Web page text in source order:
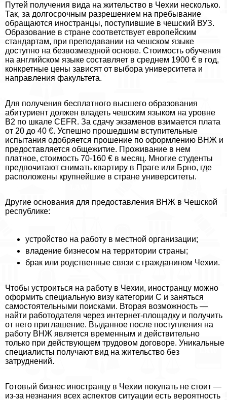
Путей получения вида на жительство в Чехии несколько.
Так, за долгосрочным разрешением на пребывание
обращаются иностранцы, поступившие в чешский ВУЗ.
Образование в стране соответствует европейским
стандартам, при преподавании на чешском языке
доступно на безвозмездной основе. Стоимость обучения
на английском языке составляет в среднем 1900 € в год,
конкретные цены зависят от выбора университета и
направления факультета.
Для получения бесплатного высшего образования
абитуриент должен владеть чешским языком на уровне
В2 по шкале CEFR. За сдачу экзаменов взимается плата
от 20 до 40 €. Успешно прошедшим вступительные
испытания одобряется прошение по оформлению ВНЖ и
предоставляется общежитие. Проживание в нем
платное, стоимость 70‑160 € в месяц. Многие студенты
предпочитают снимать квартиру в Праге или Брно, где
расположены крупнейшие в стране университеты.
Другие основания для предоставления ВНЖ в Чешской
республике:
устройство на работу в местной организации;
владение бизнесом на территории страны;
бpaк или родственные связи с гражданином Чехии.
Чтобы устроиться на работу в Чехии, иностранцу можно
оформить специальную визу категории С и заняться
самостоятельными поисками. Вторая возможность —
найти работодателя через интернет-площадку и получить
от него приглашение. Выданное после поступления на
работу ВНЖ является временным и действительно
только при действующем трудовом договоре. Уникальные
специалисты получают вид на жительство без
затруднений.
Готовый бизнес иностранцу в Чехии покупать не стоит —
из‑за незнания всех аспектов ситуации есть вероятность